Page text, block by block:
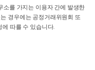
를 가지는 이용자 간에 발생한
경우에는 공정거래위원회 또
에 따를 수 있습니다.